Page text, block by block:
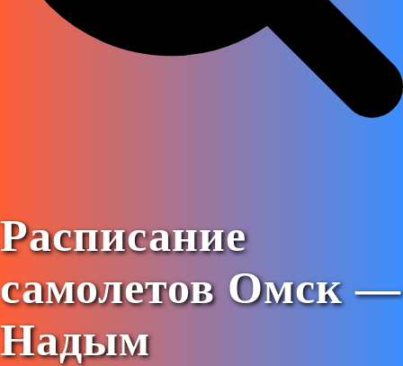
Расписание
самолетов Омск —
Надым